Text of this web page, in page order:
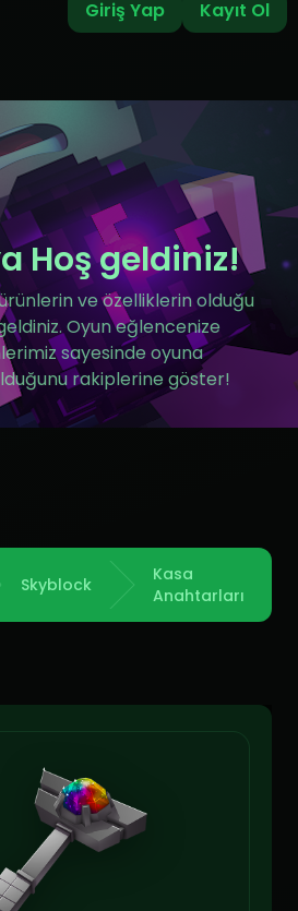
Giriş Yap
Kayıt Ol
Hoş geldiniz!
ve özelliklerin olduğu
Oyun eğlencenize
sayesinde oyuna
rakiplerine göster!
Skyblock
Kasa
Anahtarları